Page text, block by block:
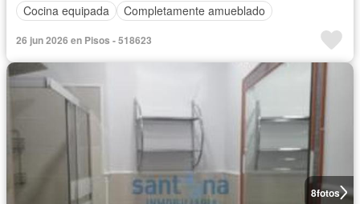
Cocina equipada
Completamente amueblado
26 jun 2026 en Pisos - 518623
8fotos